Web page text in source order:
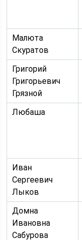
Малюта
Скуратов
Григорий
Григорьевич
Грязной
Любаша
Иван
Сергеевич
Лыков
Домна
Ивановна
Сабурова